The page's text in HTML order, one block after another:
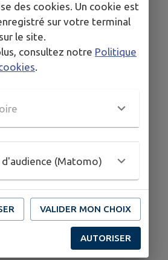
des cookies. Un cookie est
sur votre terminal
le site.
consultez notre Politique
.
d'audience (Matomo)
VALIDER MON CHOIX
AUTORISER